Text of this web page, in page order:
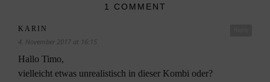
1 COMMENT
KARIN
4. November 2017 at 16:15
Hallo Timo,
vielleicht etwas unrealistisch in dieser Kombi oder?